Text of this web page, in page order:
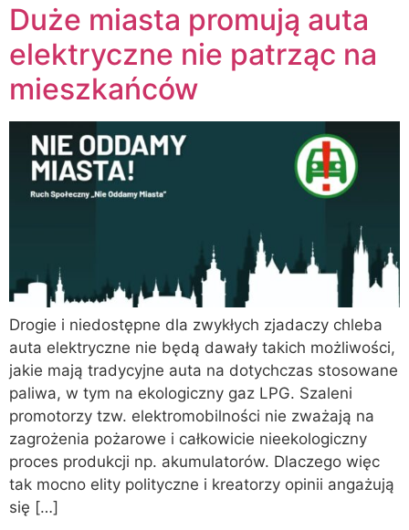
Duże miasta promują auta
elektryczne nie patrząc na
mieszkańców
Drogie i niedostępne dla zwykłych zjadaczy chleba
auta elektryczne nie będą dawały takich możliwości,
jakie mają tradycyjne auta na dotychczas stosowane
paliwa, w tym na ekologiczny gaz LPG. Szaleni
promotorzy tzw. elektromobilności nie zważają na
zagrożenia pożarowe i całkowicie nieekologiczny
proces produkcji np. akumulatorów. Dlaczego więc
tak mocno elity polityczne i kreatorzy opinii angażują
się […]